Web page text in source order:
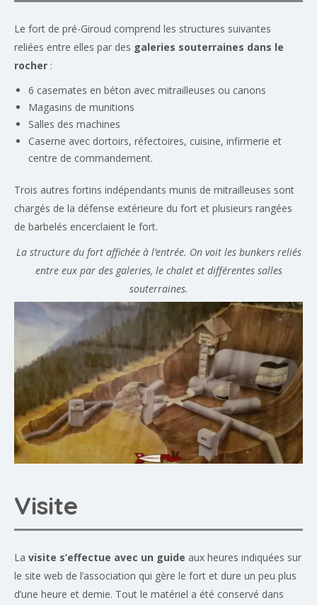
Le fort de pré-Giroud comprend les structures suivantes
reliées entre elles par des galeries souterraines dans le
rocher :
6 casemates en béton avec mitrailleuses ou canons
Magasins de munitions
Salles des machines
Caserne avec dortoirs, réfectoires, cuisine, infirmerie et
centre de commandement.
Trois autres fortins indépendants munis de mitrailleuses sont
chargés de la défense extérieure du fort et plusieurs rangées
de barbelés encerclaient le fort.
La structure du fort affichée à l’entrée. On voit les bunkers reliés
entre eux par des galeries, le chalet et différentes salles
souterraines.
Visite
La visite s’effectue avec un guide aux heures indiquées sur
le site web de l’association qui gère le fort et dure un peu plus
d’une heure et demie. Tout le matériel a été conservé dans